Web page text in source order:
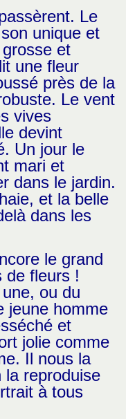
Le
unique et
et
une fleur
près de la
Le vent
vives
devint
Un jour le
mari et
dans le jardin.
et la belle
dans les
le grand
de fleurs !
ou du
jeune homme
et
jolie comme
Il nous la
la reproduise
à tous